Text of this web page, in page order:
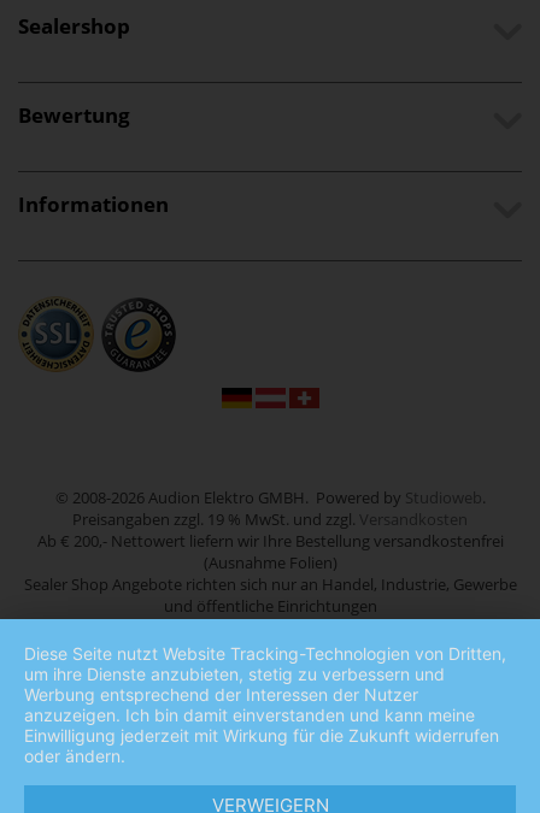
Sealershop
Bewertung
Informationen
© 2008-2026 Audion Elektro GMBH. Powered by Studioweb.
Preisangaben zzgl. 19 % MwSt. und zzgl. Versandkosten
Ab € 200,- Nettowert liefern wir Ihre Bestellung versandkostenfrei
(Ausnahme Folien)
Sealer Shop Angebote richten sich nur an Handel, Industrie, Gewerbe
und öffentliche Einrichtungen
Diese Seite nutzt Website Tracking-Technologien von Dritten,
um ihre Dienste anzubieten, stetig zu verbessern und
Werbung entsprechend der Interessen der Nutzer
anzuzeigen. Ich bin damit einverstanden und kann meine
Einwilligung jederzeit mit Wirkung für die Zukunft widerrufen
oder ändern.
VERWEIGERN